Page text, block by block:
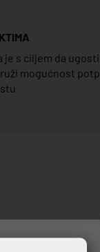
je s ciljem da
mogućnost